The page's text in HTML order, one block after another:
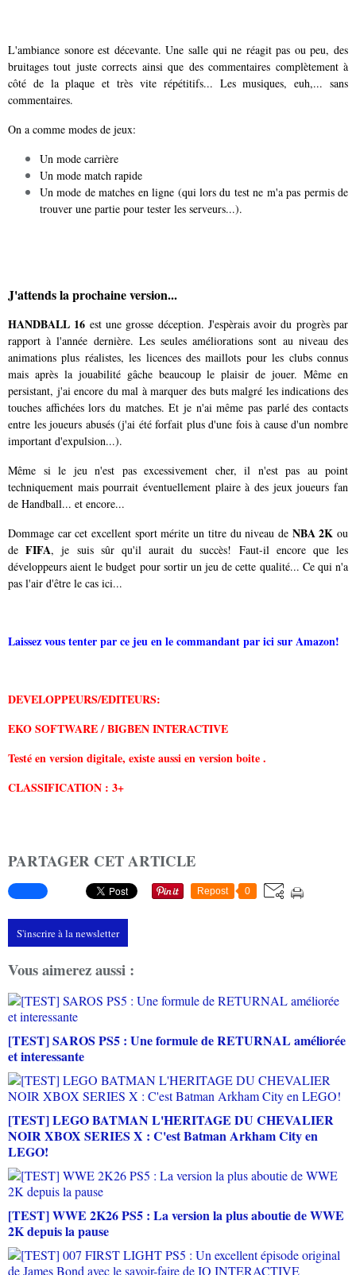
L'ambiance sonore est décevante. Une salle qui ne réagit pas ou peu, des
bruitages tout juste corrects ainsi que des commentaires complètement à
côté de la plaque et très vite répétitifs... Les musiques, euh,... sans
commentaires.
On a comme modes de jeux:
Un mode carrière
Un mode match rapide
Un mode de matches en ligne (qui lors du test ne m'a pas permis de
trouver une partie pour tester les serveurs...).
J'attends la prochaine version...
HANDBALL 16 est une grosse déception. J'espèrais avoir du progrès par
rapport à l'année dernière. Les seules améliorations sont au niveau des
animations plus réalistes, les licences des maillots pour les clubs connus
mais après la jouabilité gâche beaucoup le plaisir de jouer. Même en
persistant, j'ai encore du mal à marquer des buts malgré les indications des
touches affichées lors du matches. Et je n'ai même pas parlé des contacts
entre les joueurs abusés (j'ai été forfait plus d'une fois à cause d'un nombre
important d'expulsion...).
Même si le jeu n'est pas excessivement cher, il n'est pas au point
techniquement mais pourrait éventuellement plaire à des jeux joueurs fan
de Handball... et encore...
Dommage car cet excellent sport mérite un titre du niveau de NBA 2K ou
deFIFA, je suis sûr qu'il aurait du succès! Faut-il encore que les
développeurs aient le budget pour sortir un jeu de cette qualité... Ce qui n'a
pas l'air d'être le cas ici...
Laissez vous tenter par ce jeu en le commandant par ici sur Amazon!
DEVELOPPEURS/EDITEURS:
EKO SOFTWARE/ BIGBEN INTERACTIVE
Testé en version digitale, existe aussi en version boite .
CLASSIFICATION : 3+
PARTAGER CET ARTICLE
Repost 0
S'inscrire à la newsletter
Vous aimerez aussi :
[TEST] SAROS PS5 : Une formule de RETURNAL améliorée
et interessante
[TEST] LEGO BATMAN L'HERITAGE DU CHEVALIER
NOIR XBOX SERIES X : C'est Batman Arkham City en
LEGO!
[TEST] WWE 2K26 PS5 : La version la plus aboutie de WWE
2K depuis la pause